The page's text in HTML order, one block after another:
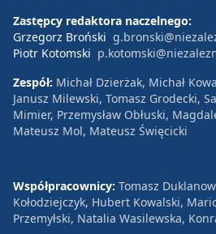
Zastępcy redaktora naczelnego:
Grzegorz Broński
Piotr Kotomski
Zespół: Michał Dzierżak, Michał
Janusz Milewski, Tomasz Grodecki,
Mimier, Przemysław Obłuski,
Mateusz Mol, Mateusz Święcicki
Współpracownicy: Tomasz
Kołodziejczyk, Hubert Kowalski,
Przemyłski, Natalia Wasilewska,